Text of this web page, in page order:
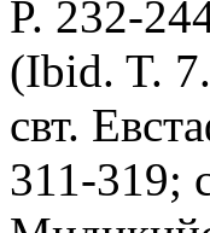
P. 232-
(Ibid. T.
свт.
311-319;